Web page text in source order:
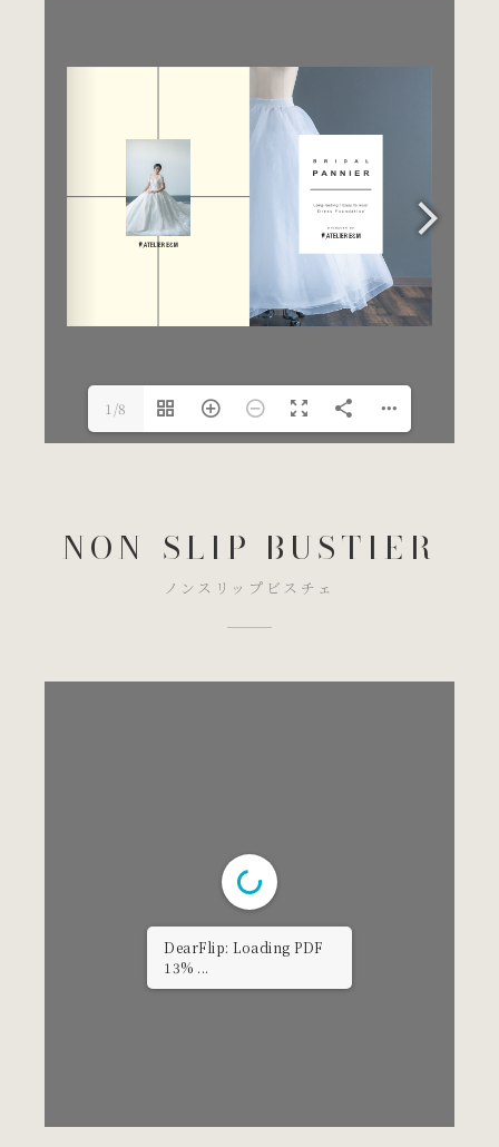
1/8
NON-SLIP BUSTIER
ノンスリップビスチェ